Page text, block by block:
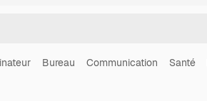
Bureau Communication Santé